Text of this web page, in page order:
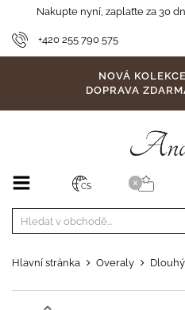
Nakupte nyní, zaplaťte za 30
+420 255 790 575
NOVÁ
DOPRAVA
CS X
Hlavní stránka Overaly